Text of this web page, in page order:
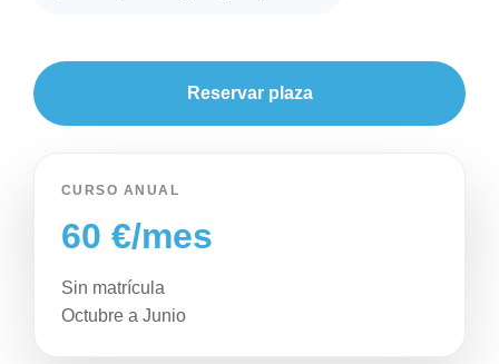
Reservar plaza
CURSO ANUAL
60 €/mes
Sin matrícula
Octubre a Junio